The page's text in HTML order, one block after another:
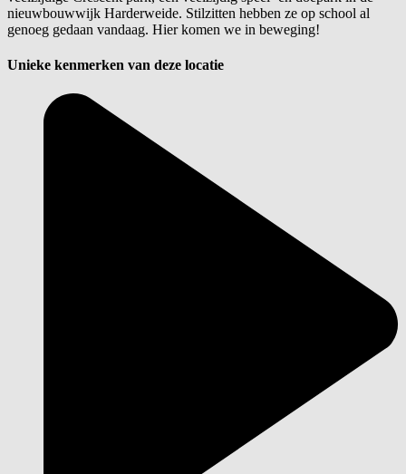
nieuwbouwwijk Harderweide. Stilzitten hebben ze op school al
genoeg gedaan vandaag. Hier komen we in beweging!
Unieke kenmerken van deze locatie